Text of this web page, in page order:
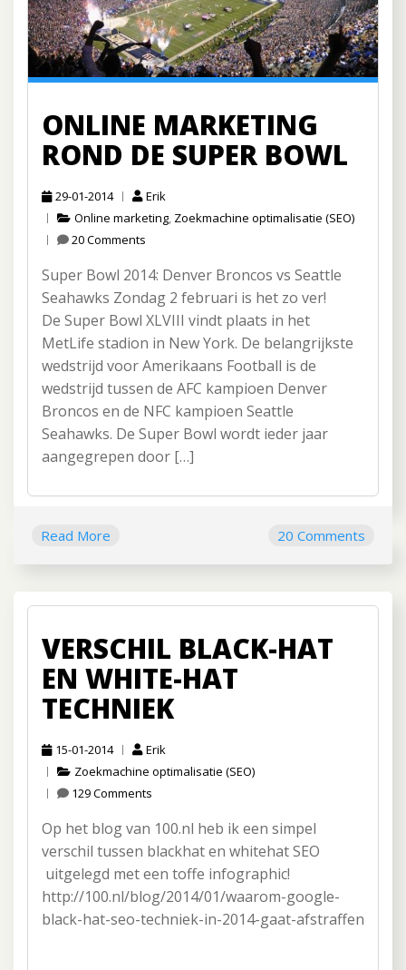
ONLINE MARKETING
ROND DE SUPER BOWL
29-01-2014
Erik
Online marketing, Zoekmachine optimalisatie (SEO)
20 Comments
Super Bowl 2014: Denver Broncos vs Seattle
Seahawks Zondag 2 februari is het zo ver!
De Super Bowl XLVIII vindt plaats in het
MetLife stadion in New York. De belangrijkste
wedstrijd voor Amerikaans Football is de
wedstrijd tussen de AFC kampioen Denver
Broncos en de NFC kampioen Seattle
Seahawks. De Super Bowl wordt ieder jaar
aangegrepen door […]
Read More 20 Comments
VERSCHIL BLACK-HAT
EN WHITE-HAT
TECHNIEK
15-01-2014
Erik
Zoekmachine optimalisatie (SEO)
129 Comments
Op het blog van 100.nl heb ik een simpel
verschil tussen blackhat en whitehat SEO
uitgelegd met een toffe infographic!
http://100.nl/blog/2014/01/waarom-google-
black-hat-seo-techniek-in-2014-gaat-afstraffen